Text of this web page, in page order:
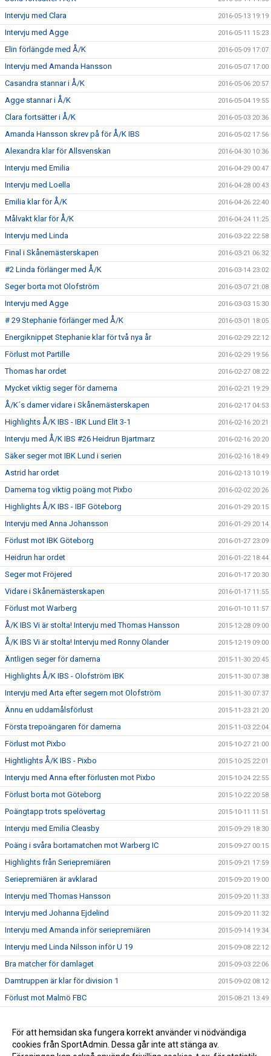
Intervju med Clara 2016-05-13 19:19
Intervju med Agge 2016-05-11 15:23
Elin förlängde med Å/K 2016-05-09 17:07
Intervju med Amanda Hansson 2016-05-07 17:00
Casandra stannar i Å/K 2016-05-06 20:57
Agge stannar i Å/K 2016-05-04 19:55
Clara fortsätter i Å/K 2016-05-03 20:36
Amanda Hansson skrev på för Å/K IBS 2016-05-02 17:56
Alexandra klar för Allsvenskan 2016-04-30 10:36
Intervju med Emilia 2016-04-29 00:47
Intervju med Loella 2016-04-28 00:43
Emilia klar för Å/K 2016-04-26 22:40
Målvakt klar för Å/K 2016-04-24 11:25
Intervju med Linda 2016-03-22 22:58
Final i Skånemästerskapen 2016-03-21 06:32
#2 Linda förlänger med Å/K 2016-03-14 23:02
Seger borta mot Olofström 2016-03-07 21:08
Intervju med Agge 2016-03-03 15:30
# 29 Stephanie förlänger med Å/K 2016-03-01 18:05
Energiknippet Stephanie klar för två nya år 2016-02-29 22:12
Förlust mot Partille 2016-02-29 19:56
Thomas har ordet 2016-02-27 08:22
Mycket viktig seger för damerna 2016-02-21 19:29
Å/K´s damer vidare i Skånemästerskapen 2016-02-17 04:53
Highlights Å/K IBS - IBK Lund Elit 3-1 2016-02-16 20:21
Intervju med Å/K IBS #26 Heidrun Bjartmarz 2016-02-16 20:20
Säker seger mot IBK Lund i serien 2016-02-16 18:49
Astrid har ordet 2016-02-13 10:19
Damerna tog viktig poäng mot Pixbo 2016-02-02 20:26
Highlights Å/K IBS - IBF Göteborg 2016-01-29 20:15
Intervju med Anna Johansson 2016-01-29 20:14
Förlust mot IBK Göteborg 2016-01-27 23:09
Heidrun har ordet 2016-01-22 18:44
Seger mot Fröjered 2016-01-17 20:30
Vidare i Skånemästerskapen 2016-01-17 11:55
Förlust mot Warberg 2016-01-10 11:57
Å/K IBS Vi är stolta! Intervju med Thomas Hansson 2015-12-28 09:00
Å/K IBS Vi är stolta! Intervju med Ronny Olander 2015-12-19 09:00
Äntligen seger för damerna 2015-11-30 20:45
Highlights Å/K IBS - Olofström IBK 2015-11-30 07:38
Intervju med Arta efter segern mot Olofström 2015-11-30 07:37
Ännu en uddamålsförlust 2015-11-23 21:20
Första trepoängaren för damerna 2015-11-03 22:04
Förlust mot Pixbo 2015-10-27 21:00
Hightlights Å/K IBS - Pixbo 2015-10-25 22:01
Intervju med Anna efter förlusten mot Pixbo 2015-10-24 22:55
Förlust borta mot Göteborg 2015-10-22 20:58
Poängtapp trots spelövertag 2015-10-11 11:51
Intervju med Emilia Cleasby 2015-09-29 18:30
Poäng i svåra bortamatchen mot Warberg IC 2015-09-27 00:15
Highlights från Seriepremiären 2015-09-21 17:59
Seriepremiären är avklarad 2015-09-20 19:00
Intervju med Thomas Hansson 2015-09-20 11:33
Intervju med Johanna Ejdelind 2015-09-20 11:32
Intervju med Amanda inför seriepremiären 2015-09-14 19:34
Intervju med Linda Nilsson inför U 19 2015-09-08 22:12
Bra matcher för damlaget 2015-09-03 22:06
Damtruppen är klar för division 1 2015-09-02 08:12
Förlust mot Malmö FBC 2015-08-21 13:49
Highlights Å/K IBS - Slovakien 8-6 2015-08-06 18:04
Seger i Vänskapsmatchen mot Slovakien 2015-08-06 10:16
För att hemsidan ska fungera korrekt använder vi nödvändiga
cookies från SportAdmin. Dessa går inte att stänga av.